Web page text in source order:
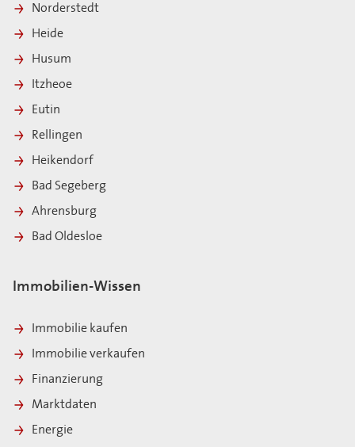
Norderstedt
Heide
Husum
Itzheoe
Eutin
Rellingen
Heikendorf
Bad Segeberg
Ahrensburg
Bad Oldesloe
Immobilien-Wissen
Immobilie kaufen
Immobilie verkaufen
Finanzierung
Marktdaten
Energie